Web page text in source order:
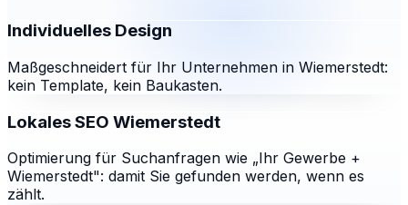
Individuelles Design
Maßgeschneidert für Ihr Unternehmen in Wiemerstedt:
kein Template, kein Baukasten.
Lokales SEO Wiemerstedt
Optimierung für Suchanfragen wie „Ihr Gewerbe +
Wiemerstedt": damit Sie gefunden werden, wenn es
zählt.